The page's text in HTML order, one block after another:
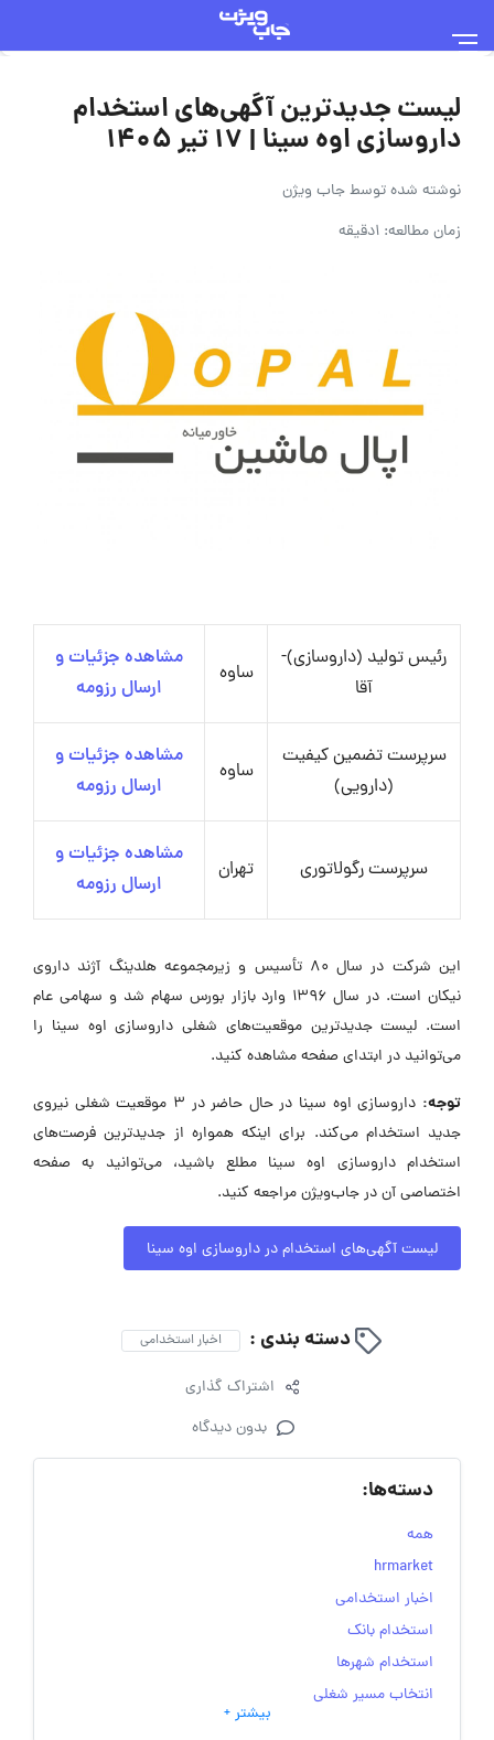
لیست جدیدترین آگهی‌های استخدام
داروسازی اوه سینا | ۱۷ تیر ۱۴۰۵
نوشته شده توسطجاب ویژن
زمان مطالعه: 1دقیقه
رئیس تولید (داروسازی)-
آقا
ساوه
مشاهده جزئیات و
ارسال رزومه
سرپرست تضمین کیفیت
(دارویی)
ساوه
مشاهده جزئیات و
ارسال رزومه
سرپرست رگولاتوری تهران
مشاهده جزئیات و
ارسال رزومه
این شرکت در سال ۸۰ تأسیس و زیرمجموعه هلدینگ آژند داروی
نیکان است. در سال ۱۳۹۶ وارد بازار بورس سهام شد و سهامی عام
است. لیست جدیدترین موقعیت‌های شغلی داروسازی اوه سینا را
می‌توانید در ابتدای صفحه مشاهده کنید.
توجه:
داروسازی اوه سینا در حال حاضر در ۳ موقعیت شغلی نیروی
جدید استخدام می‌کند. برای اینکه همواره از جدیدترین فرصت‌های
استخدام داروسازی اوه سینا مطلع باشید، می‌توانید به صفحه
اختصاصی آن در جاب‌ویژن مراجعه کنید.
لیست آگهی‌های استخدام در داروسازی اوه سینا
دسته بندی : اخبار استخدامی
اشتراک گذاری
بدون دیدگاه
دسته‌ها:
همه
hrmarket
اخبار استخدامی
استخدام بانک
استخدام شهرها
انتخاب مسیر شغلی
به‌روزرسانی‌های سایت (کارجویی)
بیشتر +